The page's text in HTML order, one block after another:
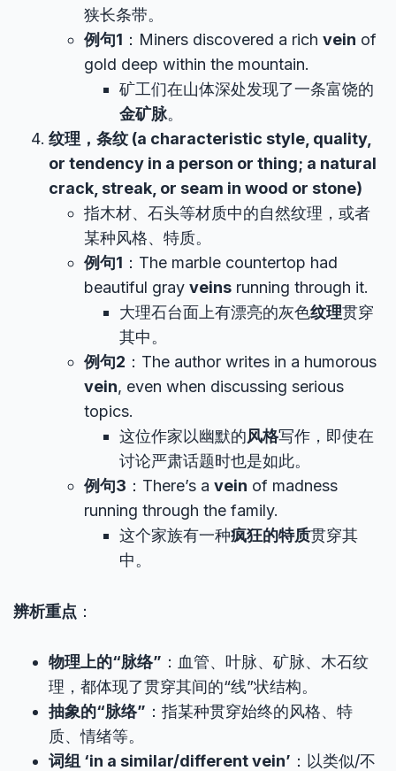
狭长条带。
例句1 ：Miners discovered a rich vein of
gold deep within the mountain.
矿工们在山体深处发现了一条富饶的
金矿脉。
纹理，条纹 (a characteristic style, quality,
or tendency in a person or thing; a natural
crack, streak, or seam in wood or stone)
指木材、石头等材质中的自然纹理，或者
某种风格、特质。
例句1 ：The marble countertop had
beautiful gray veins running through it.
大理石台面上有漂亮的灰色纹理贯穿
其中。
例句2 ：The author writes in a humorous
vein, even when discussing serious
topics.
这位作家以幽默的风格写作，即使在
讨论严肃话题时也是如此。
例句3 ：There’s a vein of madness
running through the family.
这个家族有一种疯狂的特质贯穿其
中。
辨析重点 ：
物理上的“脉络” ：血管、叶脉、矿脉、木石纹
理，都体现了贯穿其间的“线”状结构。
抽象的“脉络” ：指某种贯穿始终的风格、特
质、情绪等。
词组 ‘in a similar/different vein’ ：以类似/不